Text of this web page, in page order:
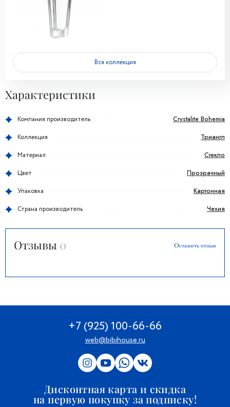
Вся коллекция
Характеристики
Компания производитель Crystalite Bohemia
Коллекция Триангл
Материал Стекло
Цвет Прозрачный
Упаковка Картонная
Страна производитель Чехия
Отзывы 0 Оставить отзыв
+7 (925) 100-66-66
web@bibihouse.ru
Дисконтная карта и скидка
на первую покупку за подписку!